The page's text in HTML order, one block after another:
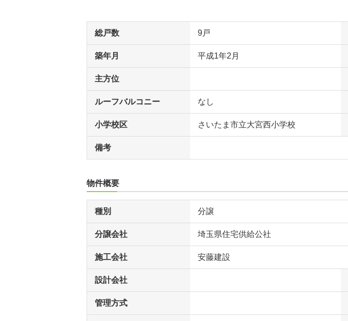
総戸数 9戸
築年月 平成1年2月
主方位
ルーフバルコニー なし
小学校区 さいたま市立大宮西小学校
備考
物件概要
種別 分譲
分譲会社 埼玉県住宅供給公社
施工会社 安藤建設
設計会社
管理方式